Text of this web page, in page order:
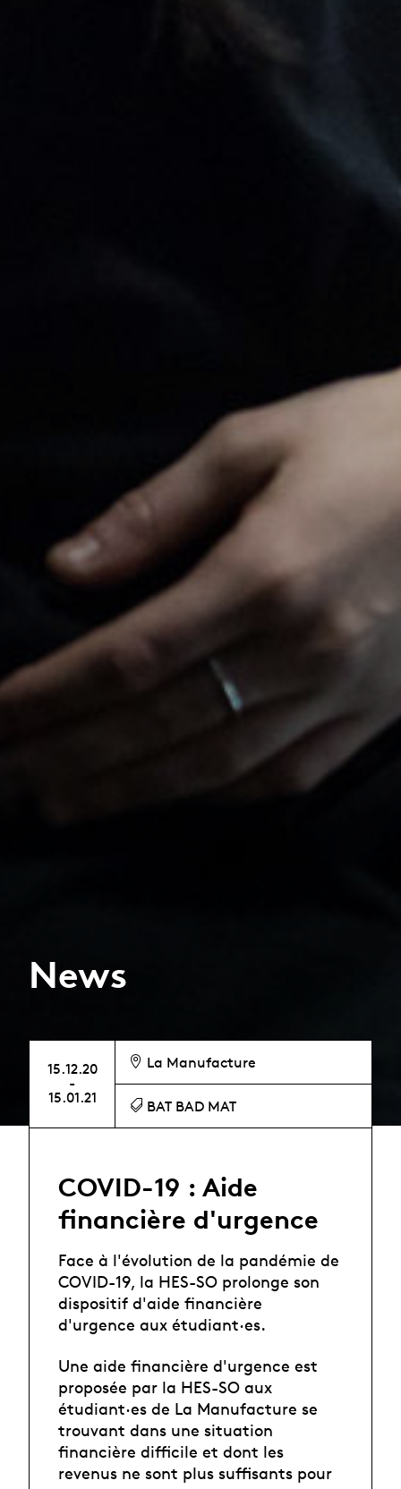
News
15.12.20
-
15.01.21
La Manufacture
BAT BAD MAT
COVID-19 : Aide
financière d'urgence
Face à l'évolution de la pandémie de
COVID-19, la HES-SO prolonge son
dispositif d'aide financière
d'urgence aux étudiant·es.
Une aide financière d'urgence est
proposée par la HES-SO aux
étudiant·es de La Manufacture se
trouvant dans une situation
financière difficile et dont les
revenus ne sont plus suffisants pour